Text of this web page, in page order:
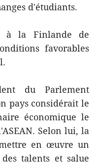
d'étudiants.
à la Finlande de
favorables
du Parlement
pays considérait le
économique le
Selon lui, la
en œuvre un
talents et salue